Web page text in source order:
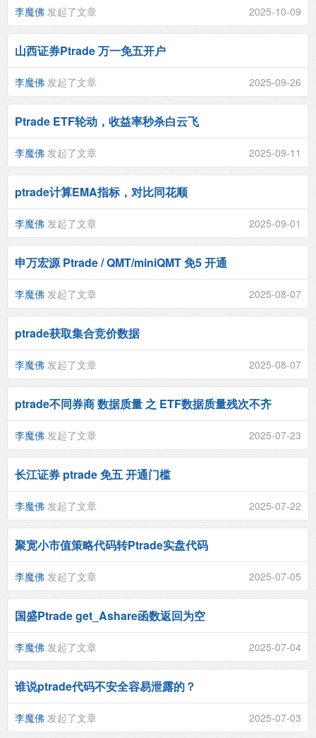
李魔佛 发起了文章 2025-10-09
山西证券Ptrade 万一免五开户
李魔佛 发起了文章 2025-09-26
Ptrade ETF轮动，收益率秒杀白云飞
李魔佛 发起了文章 2025-09-11
ptrade计算EMA指标，对比同花顺
李魔佛 发起了文章 2025-09-01
申万宏源 Ptrade / QMT/miniQMT 免5 开通
李魔佛 发起了文章 2025-08-07
ptrade获取集合竞价数据
李魔佛 发起了文章 2025-08-07
ptrade不同券商 数据质量 之 ETF数据质量残次不齐
李魔佛 发起了文章 2025-07-23
长江证券 ptrade 免五 开通门槛
李魔佛 发起了文章 2025-07-22
聚宽小市值策略代码转Ptrade实盘代码
李魔佛 发起了文章 2025-07-05
国盛Ptrade get_Ashare函数返回为空
李魔佛 发起了文章 2025-07-04
谁说ptrade代码不安全容易泄露的？
李魔佛 发起了文章 2025-07-03